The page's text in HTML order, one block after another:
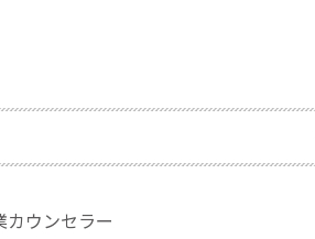
カウンセラー